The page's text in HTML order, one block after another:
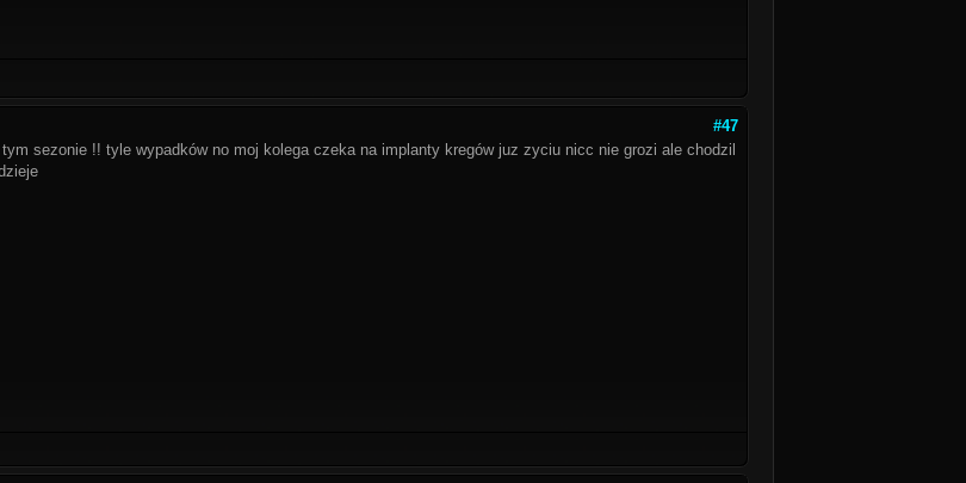
#47
sezonie !! tyle wypadków no moj kolega czeka na implanty kregów juz zyciu nicc nie grozi ale chodzil